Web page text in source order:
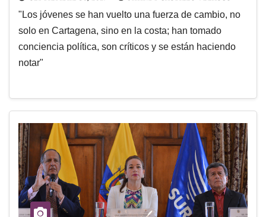
"Los jóvenes se han vuelto una fuerza de cambio, no
solo en Cartagena, sino en la costa; han tomado
conciencia política, son críticos y se están haciendo
notar"